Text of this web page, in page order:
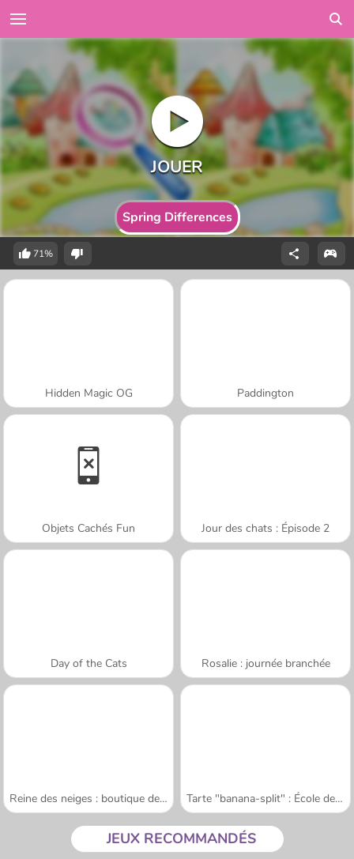
Spring Differences
71%
Hidden Magic OG Paddington
Objets Cachés Fun Jour des chats : Épisode 2
Day of the Cats Rosalie : journée branchée
Reine des neiges : boutique de souvenirs Tarte "banana-split" : École de Sara
JEUX RECOMMANDÉS